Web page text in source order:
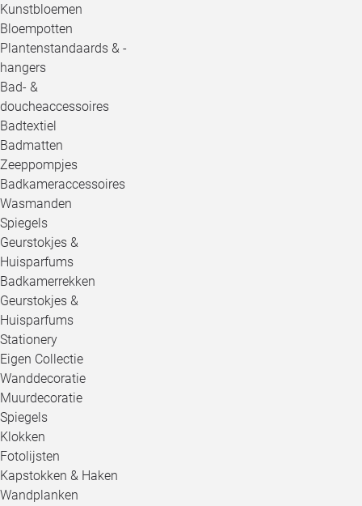
Kunstbloemen
Bloempotten
Plantenstandaards & -
hangers
Bad- &
doucheaccessoires
Badtextiel
Badmatten
Zeeppompjes
Badkameraccessoires
Wasmanden
Spiegels
Geurstokjes &
Huisparfums
Badkamerrekken
Geurstokjes &
Huisparfums
Stationery
Eigen Collectie
Wanddecoratie
Muurdecoratie
Spiegels
Klokken
Fotolijsten
Kapstokken & Haken
Wandplanken